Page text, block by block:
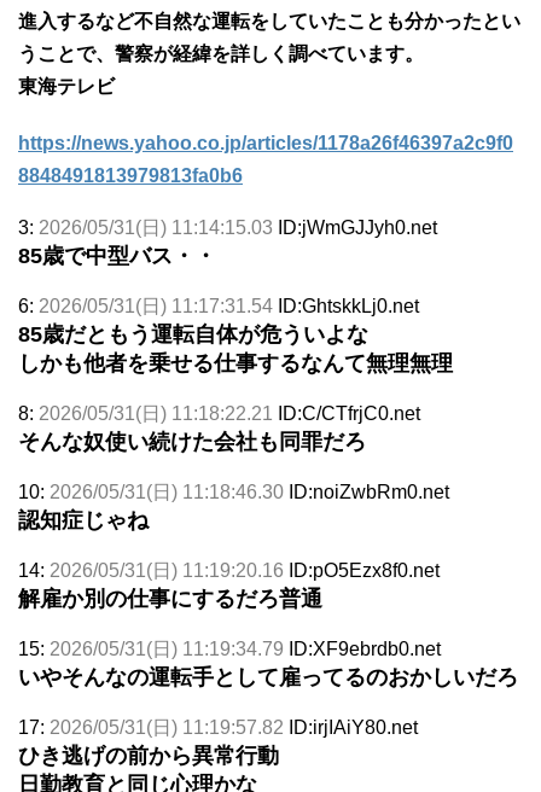
進入するなど不自然な運転をしていたことも分かったとい
うことで、警察が経緯を詳しく調べています。
東海テレビ
https://news.yahoo.co.jp/articles/1178a26f46397a2c9f0
8848491813979813fa0b6
3: 2026/05/31(日) 11:14:15.03 ID:jWmGJJyh0.net
85歳で中型バス・・
6: 2026/05/31(日) 11:17:31.54 ID:GhtskkLj0.net
85歳だともう運転自体が危ういよな
しかも他者を乗せる仕事するなんて無理無理
8: 2026/05/31(日) 11:18:22.21 ID:C/CTfrjC0.net
そんな奴使い続けた会社も同罪だろ
10: 2026/05/31(日) 11:18:46.30 ID:noiZwbRm0.net
認知症じゃね
14: 2026/05/31(日) 11:19:20.16 ID:pO5Ezx8f0.net
解雇か別の仕事にするだろ普通
15: 2026/05/31(日) 11:19:34.79 ID:XF9ebrdb0.net
いやそんなの運転手として雇ってるのおかしいだろ
17: 2026/05/31(日) 11:19:57.82 ID:irjIAiY80.net
ひき逃げの前から異常行動
日勤教育と同じ心理かな